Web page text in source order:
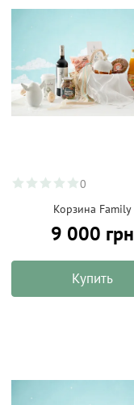
0
Корзина Family
9 000 грн
Купить